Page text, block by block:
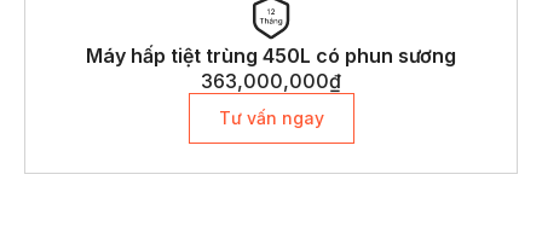
Máy hấp tiệt trùng 450L có phun sương
363,000,000₫
Tư vấn ngay